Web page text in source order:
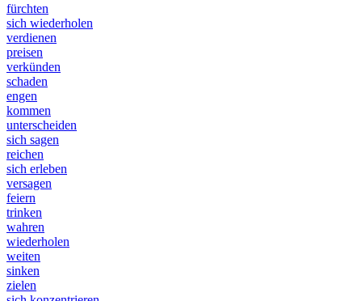
fürchten
sich wiederholen
verdienen
preisen
verkünden
schaden
engen
kommen
unterscheiden
sich sagen
reichen
sich erleben
versagen
feiern
trinken
wahren
wiederholen
weiten
sinken
zielen